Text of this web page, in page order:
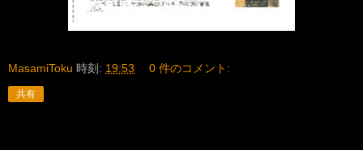
MasamiToku 時刻: 19:53 0 件のコメント:
共有